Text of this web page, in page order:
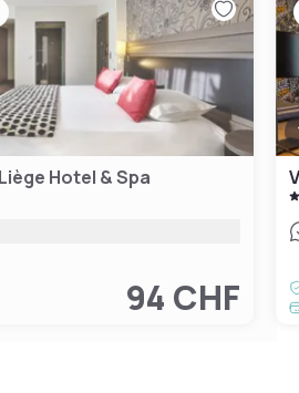
Hotel & Spa
94 CHF